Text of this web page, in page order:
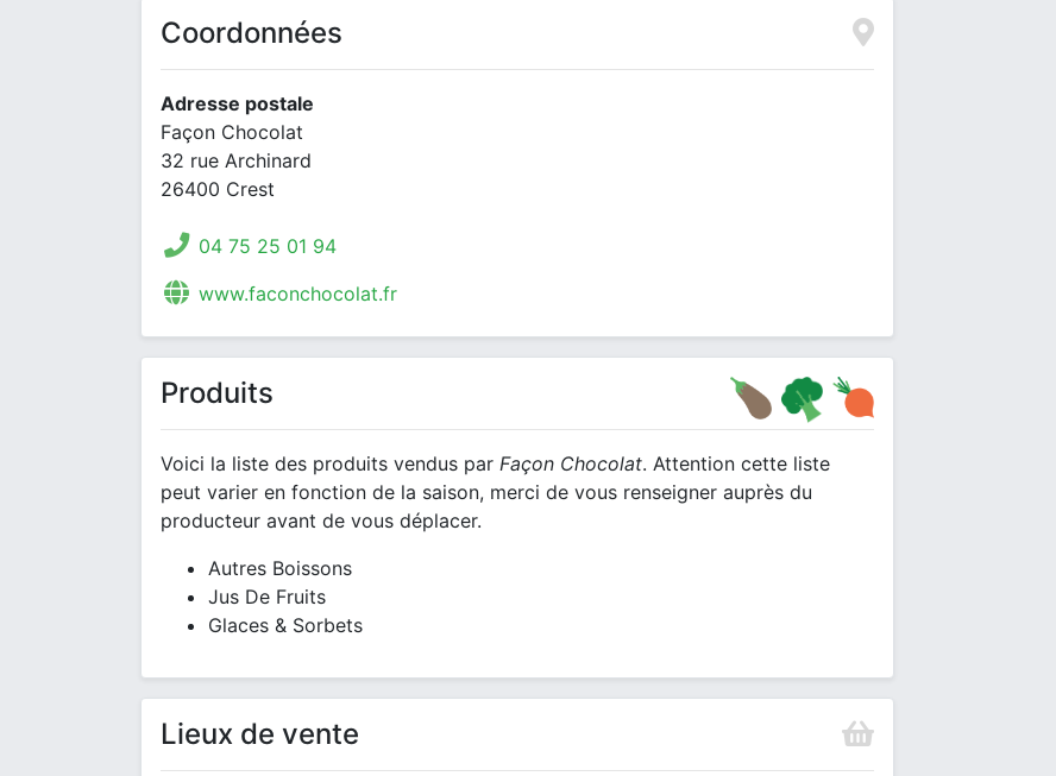
Coordonnées
Adresse postale
Façon Chocolat
32 rue Archinard
26400 Crest
04 75 25 01 94
www.faconchocolat.fr
Produits
Voici la liste des produits vendus par Façon Chocolat. Attention cette liste
peut varier en fonction de la saison, merci de vous renseigner auprès du
producteur avant de vous déplacer.
Autres Boissons
Jus De Fruits
Glaces & Sorbets
Lieux de vente